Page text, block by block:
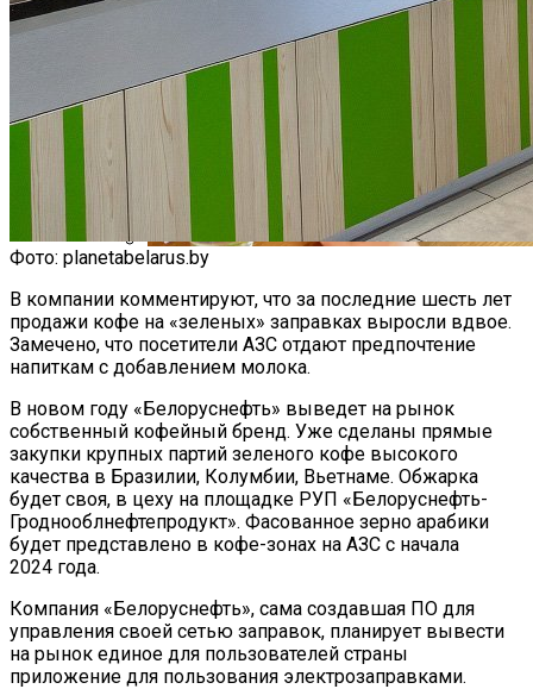
Мужчин И Женщин
Фото: planetabelarus.by
В компании комментируют, что за последние шесть лет
продажи кофе на «зеленых» заправках выросли вдвое.
Замечено, что посетители АЗС отдают предпочтение
напиткам с добавлением молока.
В новом году «Белоруснефть» выведет на рынок
собственный кофейный бренд. Уже сделаны прямые
закупки крупных партий зеленого кофе высокого
качества в Бразилии, Колумбии, Вьетнаме. Обжарка
будет своя, в цеху на площадке РУП «Белоруснефть-
Гроднооблнефтепродукт». Фасованное зерно арабики
будет представлено в кофе-зонах на АЗС с начала
2024 года.
Компания «Белоруснефть», сама создавшая ПО для
управления своей сетью заправок, планирует вывести
на рынок единое для пользователей страны
приложение для пользования электрозаправками.